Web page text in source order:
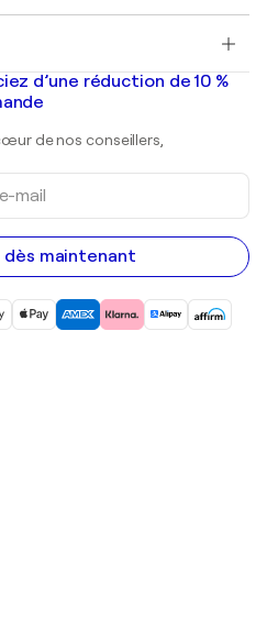
d’une réduction de 10 %
de nos conseillers,
maintenant